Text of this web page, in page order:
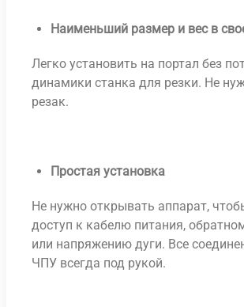
Наименьший размер и вес в
Легко установить на портал без
динамики станка для резки. Не
резак.
Простая установка
Не нужно открывать аппарат,
доступ к кабелю питания,
или напряжению дуги. Все
ЧПУ всегда под рукой.